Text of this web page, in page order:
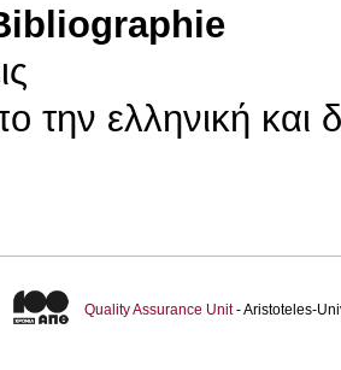
την ελληνική και
Quality Assurance Unit- Aristoteles-